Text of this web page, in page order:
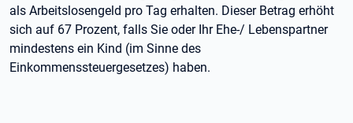
als Arbeitslosengeld pro Tag erhalten. Dieser Betrag erhöht
sich auf 67 Prozent, falls Sie oder Ihr Ehe-/ Lebenspartner
mindestens ein Kind (im Sinne des
Einkommenssteuergesetzes) haben.